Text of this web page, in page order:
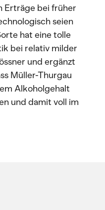
Erträge bei früher
seien
hat eine tolle
bei relativ milder
und ergänzt
Müller-Thurgau
Alkoholgehalt
und damit voll im